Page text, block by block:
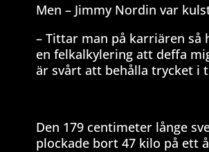
Men – Jimmy Nordin var
– Tittar man på karriären
en felkalkylering att deffa
är svårt att behålla trycket i
Den 179 centimeter långe
plockade bort 47 kilo på ett